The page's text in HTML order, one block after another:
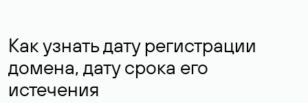
Как узнать дату регистрации
домена, дату срока его
истечения